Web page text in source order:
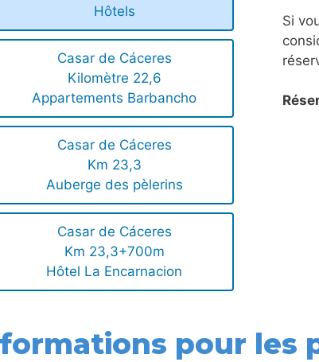
Hôtels
Casar de Cáceres
Kilomètre 22,6
Appartements Barbancho
Casar de Cáceres
Km 23,3
Auberge des pèlerins
Casar de Cáceres
Km 23,3+700m
Hôtel La Encarnacion
Si
pour les